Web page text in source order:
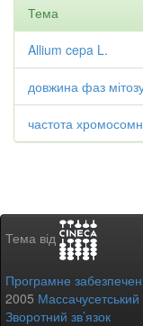
Тема
Allium cepa L.
довжина фаз
частота
Тема від
Програмне
2005 Массачусетський
Зворотний зв’язок